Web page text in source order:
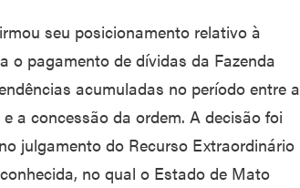
seu posicionamento relativo à
o pagamento de dívidas da Fazenda
acumuladas no período entre a
a concessão da ordem. A decisão foi
julgamento do Recurso Extraordinário
no qual o Estado de Mato